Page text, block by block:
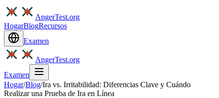
AngerTest.org
HogarBlogRecursos
Examen
AngerTest.org
Examen
Hogar/Blog/Ira vs. Irritabilidad: Diferencias Clave y Cuándo
Realizar una Prueba de Ira en Línea